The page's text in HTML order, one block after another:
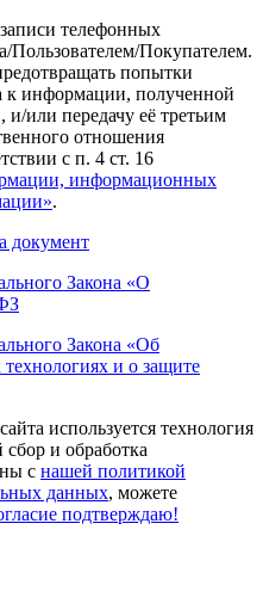
телефонных
Пользователем/Покупателем.
попытки
к информации, полученной
и/или передачу её третьим
отношения
с п. 4 ст. 16
информационных
.
документ
Закона «О
Закона «Об
и о защите
используется технология
и обработка
c нашей политикой
данных, можете
подтверждаю!